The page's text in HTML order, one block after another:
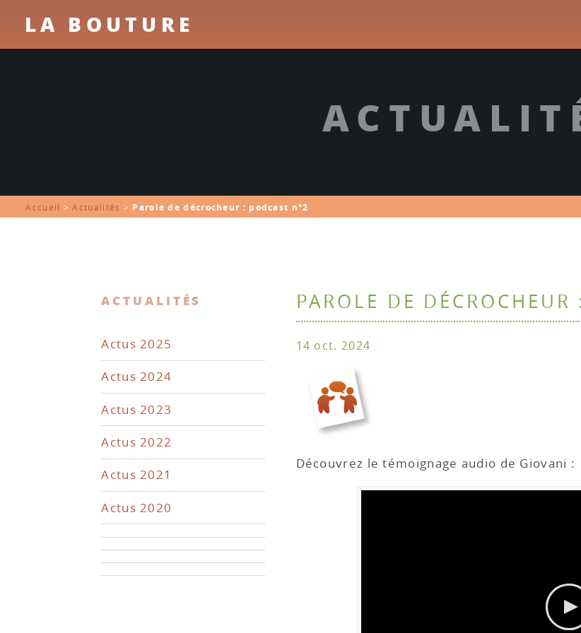
LA BOUTURE
Accueil >Actualités > Parole de décrocheur : podcast n°2
ACTUALITÉS
Actus 2025
Actus 2024
Actus 2023
Actus 2022
Actus 2021
Actus 2020
PAROLE DE
14 oct. 2024
Découvrez le témoignage audio de Giovani :